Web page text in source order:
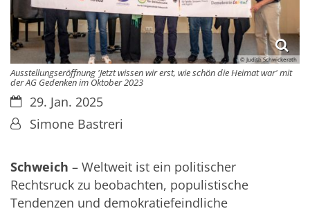
© Judith Schwickerath
Ausstellungseröffnung 'Jetzt wissen wir erst, wie schön die Heimat war' mit
der AG Gedenken im Oktober 2023
Datum:29. Jan. 2025
Von:Simone Bastreri
Schweich – Weltweit ist ein politischer
Rechtsruck zu beobachten, populistische
Tendenzen und demokratiefeindliche